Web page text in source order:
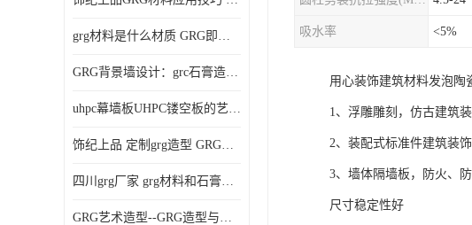
grg材料是什么材质 GRG即玻璃纤维增强石膏
GRG背景墙设计：grc石膏造型的创意灵感集
uhpc幕墙板UHPC镂空板的艺术：UHPC材质的革新力量
饰纪上品 定制grg造型 GRG吊材料特性与厚度
四川grg厂家 grg材料和石膏的区别
GRG艺术造型--GRG造型与会展中心装饰空间的**碰撞
吸水率 <5%
用心装饰建筑材料发泡陶
1、浮雕雕刻，仿古建筑装
2、装配式标准件建筑装
3、墙体隔墙板，防火、
尺寸稳定性好